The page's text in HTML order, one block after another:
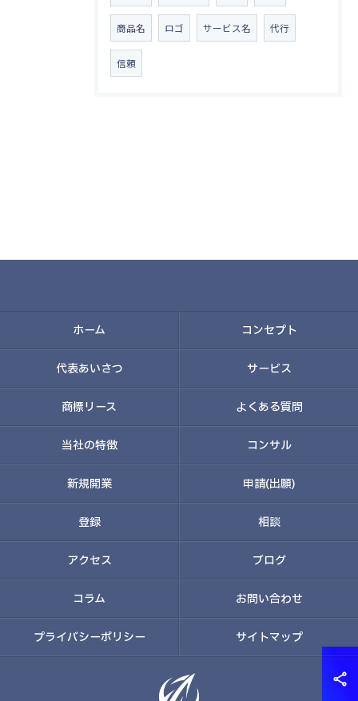
商品名 ロゴ サービス名 代行
信頼
ホーム コンセプト
代表あいさつ サービス
商標リース よくある質問
当社の特徴 コンサル
新規開業 申請(出願)
登録 相談
アクセス ブログ
コラム お問い合わせ
プライバシーポリシー サイトマップ